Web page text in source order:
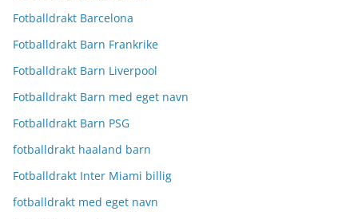
Fotballdrakt Barcelona
Fotballdrakt Barn Frankrike
Fotballdrakt Barn Liverpool
Fotballdrakt Barn med eget navn
Fotballdrakt Barn PSG
fotballdrakt haaland barn
Fotballdrakt Inter Miami billig
fotballdrakt med eget navn